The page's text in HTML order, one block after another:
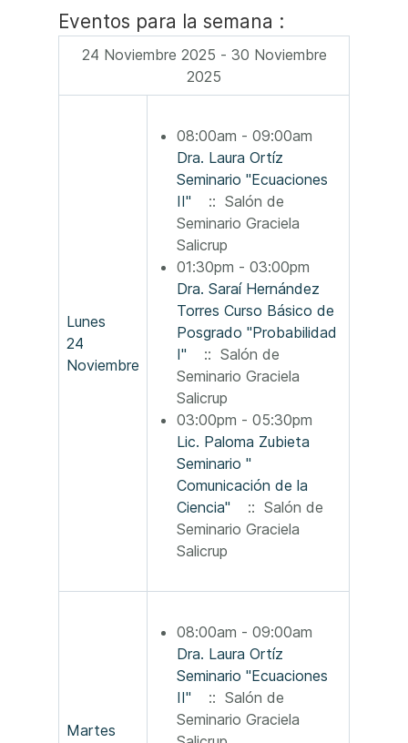
Eventos para la semana :
24 Noviembre 2025 - 30 Noviembre
2025
Lunes
24
Noviembre
08:00am - 09:00am
Dra. Laura Ortíz
Seminario "Ecuaciones
II"
:: Salón de
Seminario Graciela
Salicrup
01:30pm - 03:00pm
Dra. Saraí Hernández
Torres Curso Básico de
Posgrado "Probabilidad
I"
:: Salón de
Seminario Graciela
Salicrup
03:00pm - 05:30pm
Lic. Paloma Zubieta
Seminario "
Comunicación de la
Ciencia"
:: Salón de
Seminario Graciela
Salicrup
Martes
08:00am - 09:00am
Dra. Laura Ortíz
Seminario "Ecuaciones
II"
:: Salón de
Seminario Graciela